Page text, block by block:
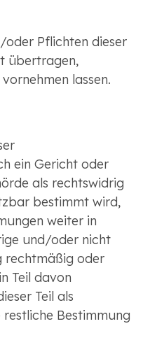
oder Pflichten dieser
übertragen,
lassen.
ein Gericht oder
als rechtswidrig
bestimmt wird,
weiter in
und/oder nicht
rechtmäßig oder
Teil davon
Teil als
Bestimmung